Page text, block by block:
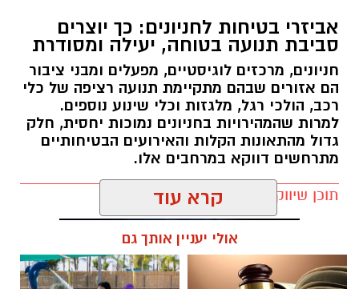
אביזרי בטיחות לחניונים: כך יוצרים
סביבת תנועה בטוחה, יעילה ומסודרת
חניונים, מרכזים לוגיסטיים, מפעלים ומבני ציבור
הם אזורים שבהם מתקיימת תנועה רציפה של כלי
רכב, הולכי רגל, מלגזות וכלי שינוע נוספים.
למרות שהמהירויות בחניונים נמוכות יחסית, חלק
גדול מהתאונות הקלות והאירועים הבטיחותיים
מתרחשים דווקא במרחבים אלו.
תוכן שיווקי / 10:38 09.08.26 קרא עוד
אולי יעניין אותך גם